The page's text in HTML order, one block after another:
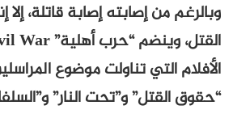
وبالرغم من إصابته إصابة قاتلة،
الأفلام التي تناولت موضوع